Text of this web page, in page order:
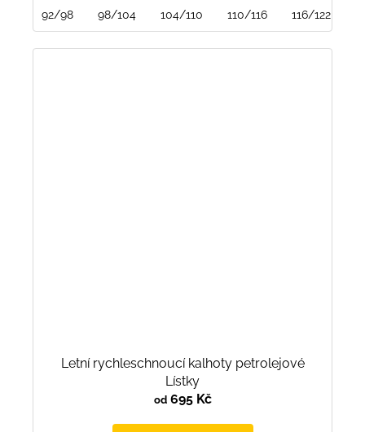
92/98 98/104 104/110 110/116 116/122
Letní rychleschnoucí kalhoty petrolejové
Lístky
od695 Kč